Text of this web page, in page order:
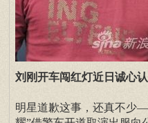
刘刚开车闯红灯近日诚心
明星道歉这事，还真不少